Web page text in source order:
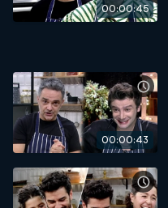
00:00:45
00:00:43